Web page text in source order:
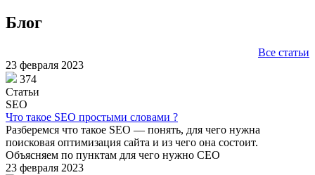
Блог
Все статьи
23 февраля 2023
374
Статьи
SEO
Что такое SEO простыми словами ?
Разберемся что такое SEO — понять, для чего нужна
поисковая оптимизация сайта и из чего она состоит.
Объясняем по пунктам для чего нужно СЕО
23 февраля 2023